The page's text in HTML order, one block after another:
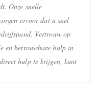
Onze snelle
ervoor dat u snel
Vertrouw op
en betrouwbare hulp in
hulp te krijgen, kunt